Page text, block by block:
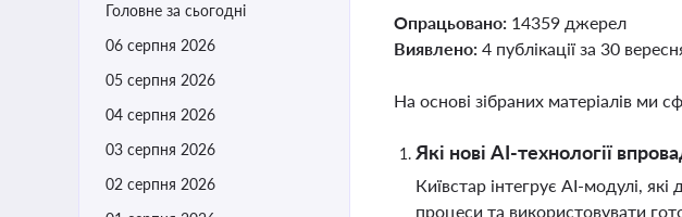
Головне за сьогодні
06 серпня 2026
05 серпня 2026
04 серпня 2026
03 серпня 2026
02 серпня 2026
Опрацьовано: 14359 джерел
Виявлено: 4 публікації за 30
На основі зібраних матеріалів ми
Які нові AI-технології
Київстар інтегрує AI-модулі,
процеси та використовувати